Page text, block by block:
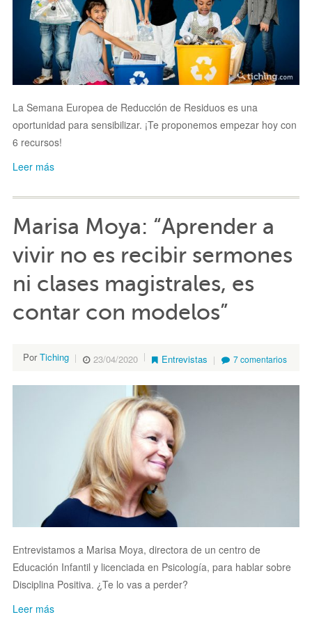
La Semana Europea de Reducción de Residuos es una
oportunidad para sensibilizar. ¡Te proponemos empezar hoy con
6 recursos!
Leer más
Marisa Moya: “Aprender a
vivir no es recibir sermones
ni clases magistrales, es
contar con modelos”
PorTiching 23/04/2020 Entrevistas 7 comentarios
Entrevistamos a Marisa Moya, directora de un centro de
Educación Infantil y licenciada en Psicología, para hablar sobre
Disciplina Positiva. ¿Te lo vas a perder?
Leer más